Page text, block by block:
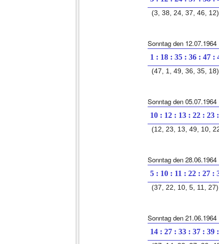
(3, 38, 24, 37, 46, 12)
Sonntag den 12.07.1964
1 : 18 : 35 : 36 : 47 :
(47, 1, 49, 36, 35, 18)
Sonntag den 05.07.1964
10 : 12 : 13 : 22 : 23
(12, 23, 13, 49, 10,
Sonntag den 28.06.1964
5 : 10 : 11 : 22 : 27 :
(37, 22, 10, 5, 11, 27)
Sonntag den 21.06.1964
14 : 27 : 33 : 37 : 39